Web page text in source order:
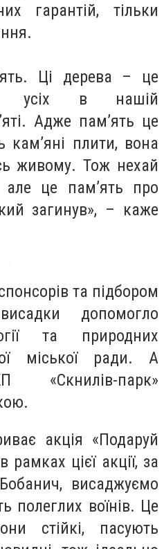
гарантій, тільки
Ці дерева – це
усіх в нашій
Адже пам’ять це
кам’яні плити, вона
живому. Тож нехай
але це пам’ять про
загинув», – каже
та підбором
допомогло
та природних
міської ради. А
«Скнилів-парк»
акція «Подаруй
рамках цієї акції, за
Бобанич, висаджуємо
полеглих воїнів. Це
стійкі, пасують